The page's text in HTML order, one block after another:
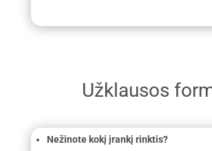
Užklausos
Nežinote kokį įrankį rinktis?